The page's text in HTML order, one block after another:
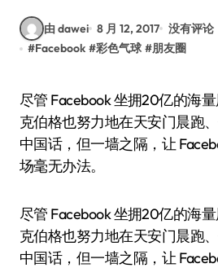
由 dawei 8 月 12, 2017 没有评论
#Facebook #彩色气球 #朋友圈
尽管 Facebook 坐拥20亿的海量用户，创始人马克·扎
克伯格也努力地在天安门晨跑
中国话，但一墙之隔，让
场毫无办法。
尽管 Facebook 坐拥20亿的海
克伯格也努力地在天安门晨跑
中国话，但一墙之隔，让